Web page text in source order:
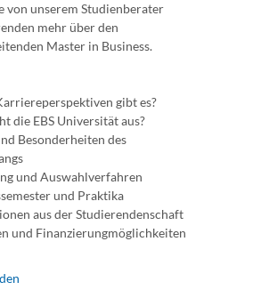
von unserem Studienberater
mehr über den
Master in Business.
gibt es?
die EBS Universität aus?
Besonderheiten des
und Auswahlverfahren
und Praktika
aus der Studierendenschaft
und Finanzierungmöglichkeiten